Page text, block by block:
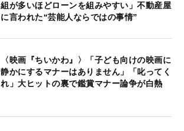
組が多いほどローンを組みやすい」不動産屋
に言われた“芸能人ならではの事情”
〈映画『ちいかわ』〉「子ども向けの映画に
静かにするマナーはありません」「叱ってく
れ」大ヒットの裏で鑑賞マナー論争が白熱